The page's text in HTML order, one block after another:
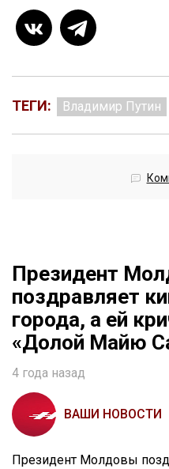
ТЕГИ: Владимир Путин
Президент
поздравляет
города, а ей
«Долой Майю
4 года назад
ВАШИ НОВОСТИ
Президент Молдовы